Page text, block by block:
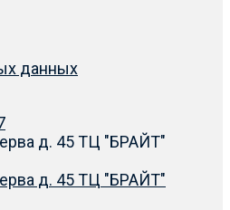
данных
д. 45 ТЦ "БРАЙТ"
д. 45 ТЦ "БРАЙТ"